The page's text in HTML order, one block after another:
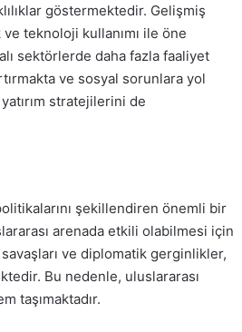
göstermektedir. Gelişmiş
teknoloji kullanımı ile öne
sektörlerde daha fazla faaliyet
ve sosyal sorunlara yol
stratejilerini de
şekillendiren önemli bir
arenada etkili olabilmesi için
ve diplomatik gerginlikler,
Bu nedenle, uluslararası
taşımaktadır.